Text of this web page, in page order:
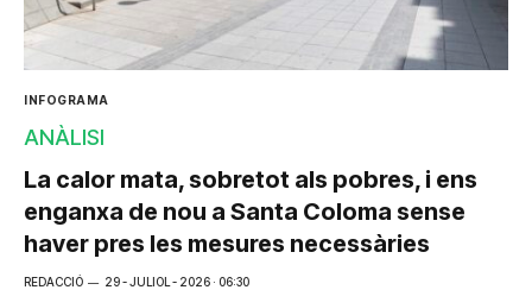
INFOGRAMA
ANÀLISI
La calor mata, sobretot als pobres, i ens
enganxa de nou a Santa Coloma sense
haver pres les mesures necessàries
REDACCIÓ 29 - JULIOL - 2026 · 06:30